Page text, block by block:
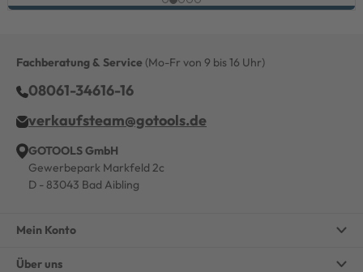
Fachberatung & Service (Mo-Fr von 9 bis 16 Uhr)
08061-34616-16
verkaufsteam@gotools.de
GOTOOLS GmbH
Gewerbepark Markfeld 2c
D - 83043 Bad Aibling
Mein Konto
Über uns